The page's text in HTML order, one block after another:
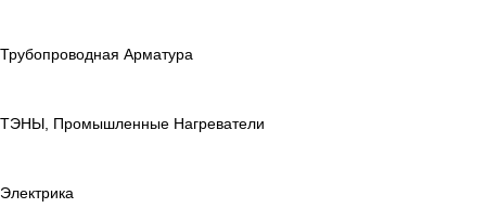
Трубопроводная Арматура
ТЭНЫ, Промышленные Нагреватели
Электрика